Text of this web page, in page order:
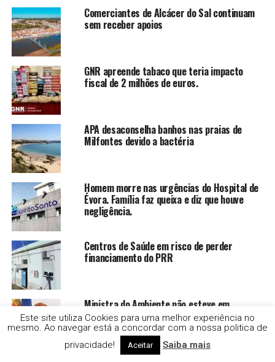
Comerciantes de Alcácer do Sal continuam
sem receber apoios
GNR apreende tabaco que teria impacto
fiscal de 2 milhões de euros.
APA desaconselha banhos nas praias de
Milfontes devido a bactéria
Homem morre nas urgências do Hospital de
Évora. Família faz queixa e diz que houve
negligência.
Centros de Saúde em risco de perder
financiamento do PRR
Ministra do Ambiente não esteve em
cerimónia mas diz que não foi devido a
protesto.
Este site utiliza Cookies para uma melhor experiência no
mesmo. Ao navegar está a concordar com a nossa politica de
privacidade!
Aceitar Saiba mais